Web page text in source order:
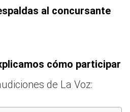
al concursante
cómo participar
de La Voz: